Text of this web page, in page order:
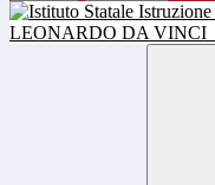
LEONARDO DA VINCI